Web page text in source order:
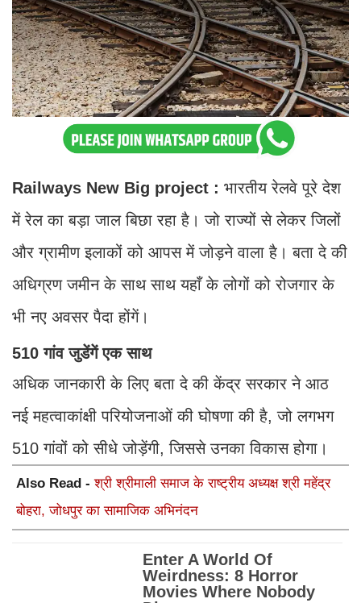
Railways New Big project : भारतीय रेलवे पूरे देश
में रेल का बड़ा जाल बिछा रहा है। जो राज्यों से लेकर जिलों
और ग्रामीण इलाकों को आपस में जोड़ने वाला है। बता दे की
अधिग्रण जमीन के साथ साथ यहाँ के लोगों को रोजगार के
भी नए अवसर पैदा होंगें।
510 गांव जुडेंगें एक साथ
अधिक जानकारी के लिए बता दे की केंद्र सरकार ने आठ
नई महत्वाकांक्षी परियोजनाओं की घोषणा की है, जो लगभग
510 गांवों को सीधे जोड़ेंगी, जिससे उनका विकास होगा।
Also Read -श्री श्रीमाली समाज के राष्ट्रीय अध्यक्ष श्री महेंद्र
बोहरा, जोधपुर का सामाजिक अभिनंदन